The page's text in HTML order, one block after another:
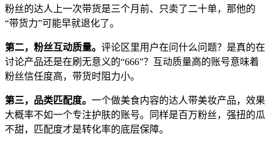
粉丝的达人上一次带货是三个月前、只卖了二十单，那他的
“带货力”可能早就退化了。
第二，粉丝互动质量。 评论区里用户在问什么问题？是真的在
讨论产品还是在刷无意义的“666”？互动质量高的账号意味着
粉丝信任度高，带货时阻力小。
第三，品类匹配度。 一个做美食内容的达人带美妆产品，效果
大概率不如一个专注护肤的账号。同样是百万粉丝，强扭的瓜
不甜，匹配度才是转化率的底层保障。